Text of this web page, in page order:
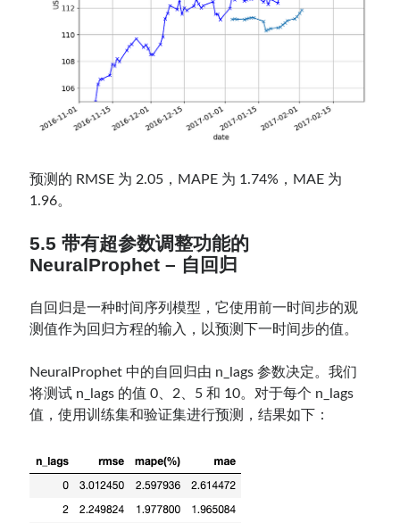
预测的 RMSE 为 2.05，MAPE 为 1.74%，MAE 为
1.96。
5.5 带有超参数调整功能的
NeuralProphet – 自回归
自回归是一种时间序列模型，它使用前一时间步的观
测值作为回归方程的输入，以预测下一时间步的值。
NeuralProphet 中的自回归由 n_lags 参数决定。我们
将测试 n_lags 的值 0、2、5 和 10。对于每个 n_lags
值，使用训练集和验证集进行预测，结果如下：